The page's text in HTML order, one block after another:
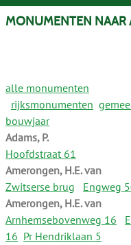
MONUMENTEN NAAR
alle monumenten
rijksmonumenten
bouwjaar
Adams, P.
Hoofdstraat 61
Amerongen, H.E. van
Zwitserse brug
Engweg
Amerongen, H.E. van
Arnhemsebovenweg 16
16 Pr Hendriklaan 5